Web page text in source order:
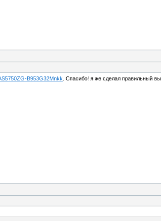
B953G32Mnkk . Спасибо! я же сделал правильный